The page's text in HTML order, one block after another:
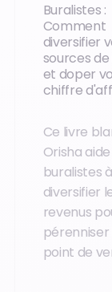
Buralistes :
Comment
diversifier
sources
et doper
chiffre
Ce livre
Orisha
buralistes à
diversifier
revenus
pérenniser
point de